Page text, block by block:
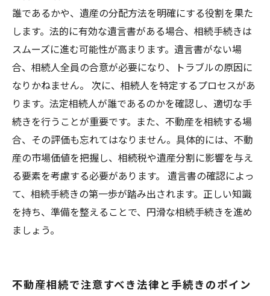
誰であるかや、遺産の分配方法を明確にする役割を果た
します。法的に有効な遺言書がある場合、相続手続きは
スムーズに進む可能性が高まります。遺言書がない場
合、相続人全員の合意が必要になり、トラブルの原因に
なりかねません。 次に、相続人を特定するプロセスがあ
ります。法定相続人が誰であるのかを確認し、適切な手
続きを行うことが重要です。また、不動産を相続する場
合、その評価も忘れてはなりません。具体的には、不動
産の市場価値を把握し、相続税や遺産分割に影響を与え
る要素を考慮する必要があります。 遺言書の確認によっ
て、相続手続きの第一歩が踏み出されます。正しい知識
を持ち、準備を整えることで、円滑な相続手続きを進め
ましょう。
不動産相続で注意すべき法律と手続きのポイン